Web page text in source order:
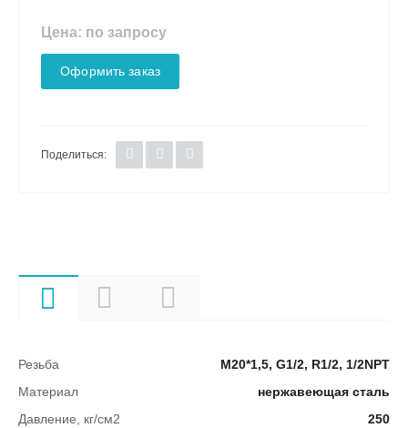
Цена: по запросу
Оформить заказ
Поделиться:
Резьба
М20*1,5, G1/2, R1/2, 1/2NPT
Материал
нержавеющая сталь
Давление, кг/см2
250